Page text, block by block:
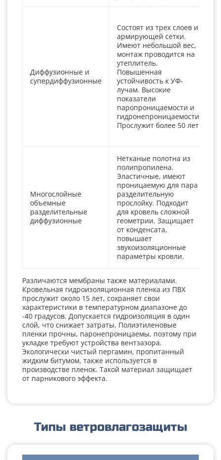
Диффузионные и
супердиффузионные
Состоят из трех слоев и
армирующей сетки.
Имеют небольшой вес,
монтаж проводится на
утеплитель.
Повышенная
устойчивость к УФ-
лучам. Высокие
показатели
паропроницаемости и
гидронепроницаемости.
Прослужит более 50 лет.
Многослойные
объемные
разделительные
диффузионные
Нетканые полотна из
полипропилена.
Эластичные, имеют
проницаемую для пара
разделительную
прослойку. Подходит
для кровель сложной
геометрии. Защищает
от конденсата,
повышает
звукоизоляционные
параметры кровли.
Различаются мембраны также материалами.
Кровельная гидроизоляционная пленка из ПВХ
прослужит около 15 лет, сохраняет свои
характеристики в температурном диапазоне до
-40 градусов. Допускается гидроизоляция в один
слой, что снижает затраты. Полиэтиленовые
пленки прочны, паронепроницаемы, поэтому при
укладке требуют устройства вентзазора.
Экологически чистый пергамин, пропитанный
жидким битумом, также используется в
производстве пленок. Такой материал защищает
от парникового эффекта.
Типы ветровлагозащиты